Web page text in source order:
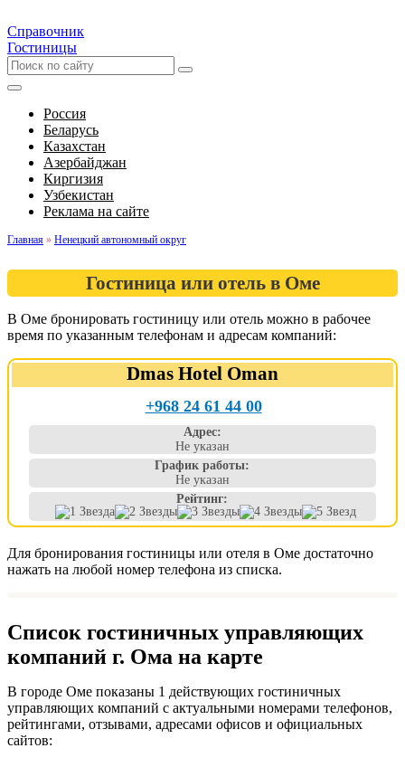
Справочник
Гостиницы
Россия
Беларусь
Казахстан
Азербайджан
Киргизия
Узбекистан
Реклама на сайте
Главная » Ненецкий автономный округ
Гостиница или отель в Оме
В Оме бронировать гостиницу или отель можно в рабочее
время по указанным телефонам и адресам компаний:
Dmas Hotel Oman
+968 24 61 44 00
Адрес:
Не указан
График работы:
Не указан
Рейтинг:
Для бронирования гостиницы или отеля в Оме достаточно
нажать на любой номер телефона из списка.
Список гостиничных управляющих
компаний г. Ома на карте
В городе Оме показаны 1 действующих гостиничных
управляющих компаний с актуальными номерами телефонов,
рейтингами, отзывами, адресами офисов и официальных
сайтов: